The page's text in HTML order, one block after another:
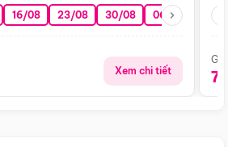
16/08 23/08 30/08 06/09 13/09
Xem chi tiết